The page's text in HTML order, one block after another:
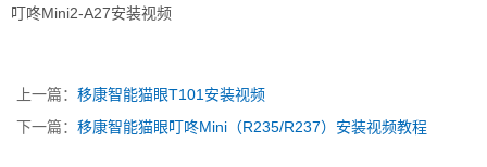
叮咚Mini2-A27安装视频
上一篇： 移康智能猫眼T101安装视频
下一篇： 移康智能猫眼叮咚Mini（R235/R237）安装视频教程